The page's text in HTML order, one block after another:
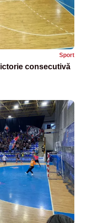
Sport
consecutivă